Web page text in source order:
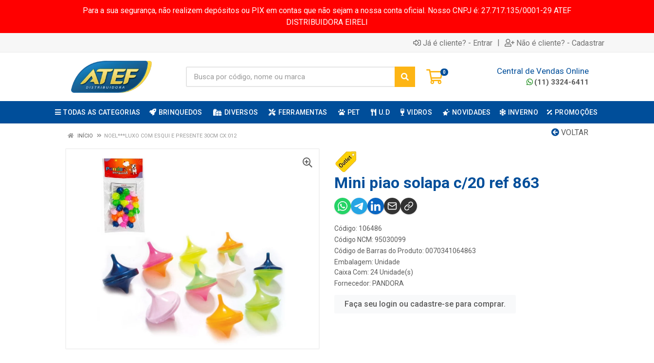
Para a sua segurança, não realizem depósitos ou PIX em contas que não sejam a nossa conta oficial. Nosso CNPJ é: 27.717.135/0001-29 ATEF
DISTRIBUIDORA EIRELI
Já é cliente? - Entrar | Não é cliente? - Cadastrar
0 Central de Vendas Online
(11) 3324-6411
TODAS AS CATEGORIAS BRINQUEDOS DIVERSOS FERRAMENTAS PET U.D VIDROS NOVIDADES INVERNO PROMOÇÕES
VOLTAR
INÍCIO NOEL***LUXO COM ESQUI E PRESENTE 30CM CX:012
Mini piao solapa c/20 ref 863
Código: 106486
Código NCM: 95030099
Código de Barras do Produto: 0070341064863
Embalagem: Unidade
Caixa Com: 24 Unidade(s)
Fornecedor: PANDORA
Faça seu login ou cadastre-se para comprar.